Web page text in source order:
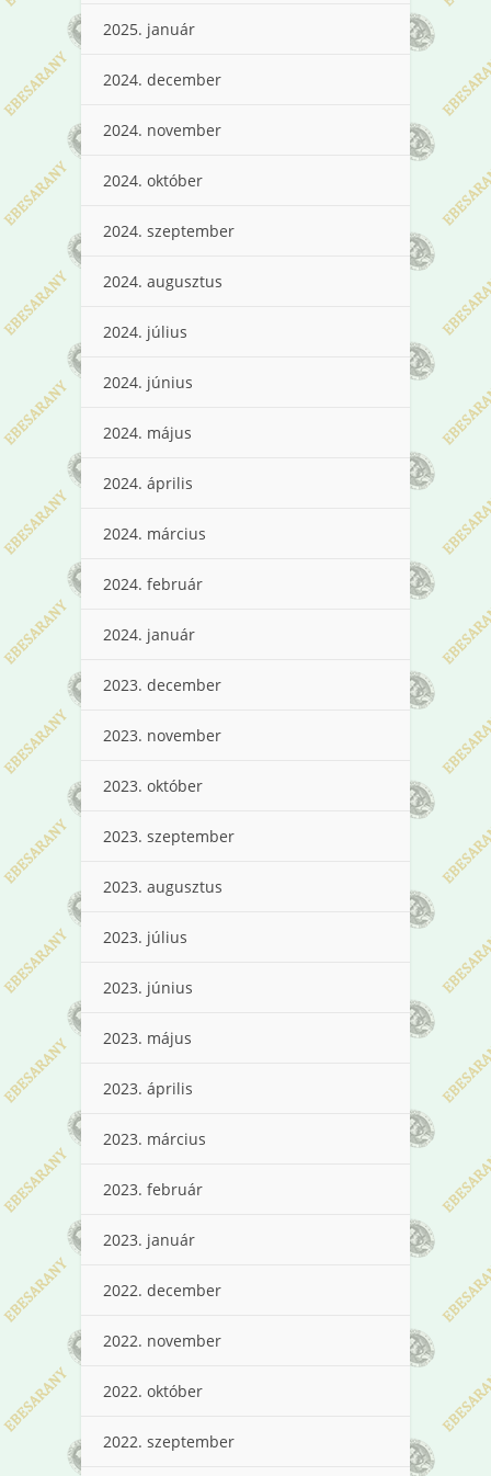
2025. január
2024. december
2024. november
2024. október
2024. szeptember
2024. augusztus
2024. július
2024. június
2024. május
2024. április
2024. március
2024. február
2024. január
2023. december
2023. november
2023. október
2023. szeptember
2023. augusztus
2023. július
2023. június
2023. május
2023. április
2023. március
2023. február
2023. január
2022. december
2022. november
2022. október
2022. szeptember